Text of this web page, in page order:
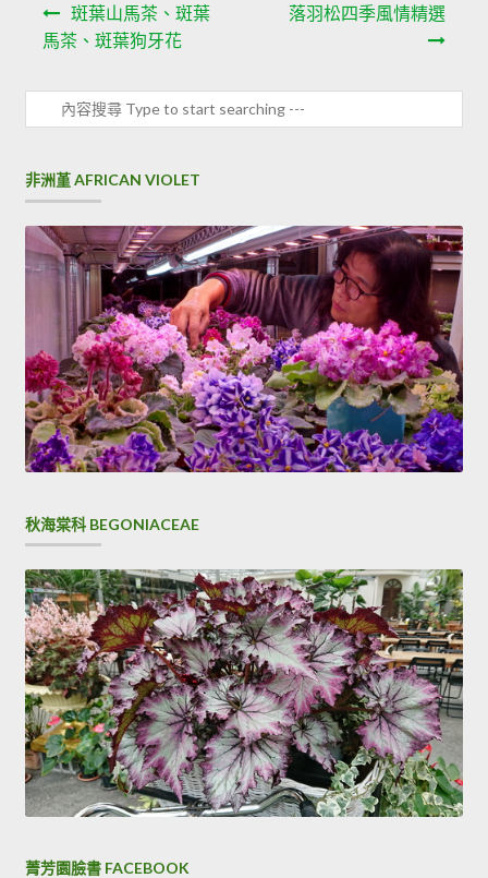
斑葉山馬茶、斑葉
馬茶、斑葉狗牙花
落羽松四季風情精選
非洲堇 AFRICAN VIOLET
秋海棠科 BEGONIACEAE
菁芳園臉書 FACEBOOK